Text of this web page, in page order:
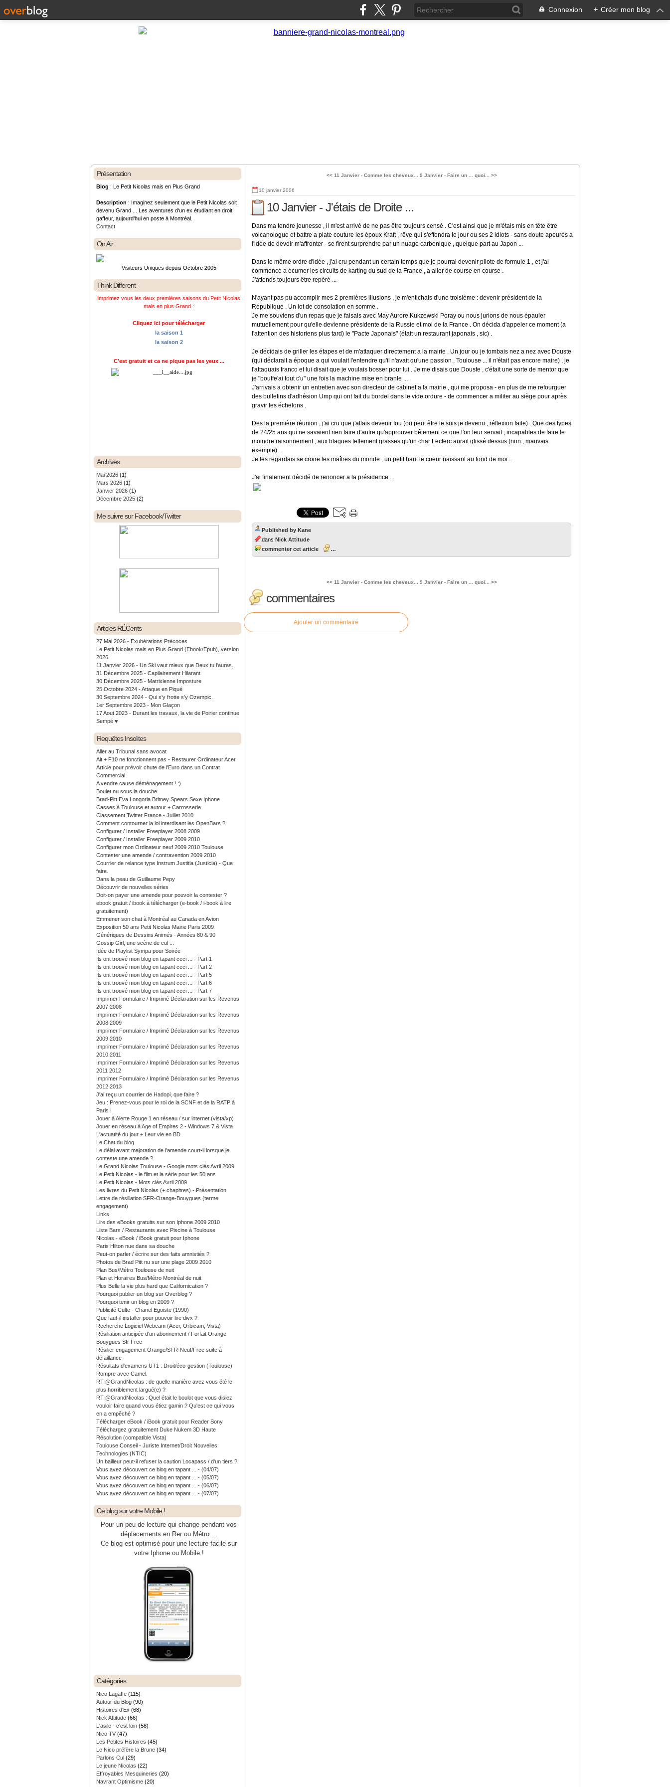
Connexion + Créer mon blog
Présentation
Blog : Le Petit Nicolas mais en Plus Grand
Description : Imaginez seulement que le Petit Nicolas soit
devenu Grand ... Les aventures d'un ex étudiant en droit
gaffeur, aujourd'hui en poste à Montréal.
Contact
On Air
Visiteurs Uniques depuis Octobre 2005
Think Different
Imprimez vous les deux premières saisons du Petit Nicolas
mais en plus Grand :
Cliquez ici pour télécharger
la saison 1
la saison 2
C'est gratuit et ca ne pique pas les yeux ...
Archives
Mai 2026 (1)
Mars 2026 (1)
Janvier 2026 (1)
Décembre 2025 (2)
Me suivre sur Facebook/Twitter
Articles RÉCents
27 Mai 2026 - Exubérations Précoces
Le Petit Nicolas mais en Plus Grand (Ebook/Epub), version
2026
11 Janvier 2026 - Un Ski vaut mieux que Deux tu l'auras.
31 Décembre 2025 - Capilairement Hilarant
30 Décembre 2025 - Matrixienne Imposture
25 Octobre 2024 - Attaque en Piqué
30 Septembre 2024 - Qui s'y frotte s'y Ozempic.
1er Septembre 2023 - Mon Glaçon
17 Aout 2023 - Durant les travaux, la vie de Poirier continue
Sempé ♥️
Requêtes Insolites
Aller au Tribunal sans avocat
Alt + F10 ne fonctionnent pas - Restaurer Ordinateur Acer
Article pour prévoir chute de l'Euro dans un Contrat
Commercial
A vendre cause déménagement ! :)
Boulet nu sous la douche.
Brad-Pitt Eva Longoria Britney Spears Sexe Iphone
Casses à Toulouse et autour + Carrosserie
Classement Twitter France - Juillet 2010
Comment contourner la loi interdisant les OpenBars ?
Configurer / Installer Freeplayer 2008 2009
Configurer / Installer Freeplayer 2009 2010
Configurer mon Ordinateur neuf 2009 2010 Toulouse
Contester une amende / contravention 2009 2010
Courrier de relance type Instrum Justitia (Justicia) - Que
faire.
Dans la peau de Guillaume Pepy
Découvrir de nouvelles séries
Doit-on payer une amende pour pouvoir la contester ?
ebook gratuit / ibook à télécharger (e-book / i-book à lire
gratuitement)
Emmener son chat à Montréal au Canada en Avion
Exposition 50 ans Petit Nicolas Mairie Paris 2009
Génériques de Dessins Animés - Années 80 & 90
Gossip Girl, une scène de cul ...
Idée de Playlist Sympa pour Soirée
Ils ont trouvé mon blog en tapant ceci ... - Part 1
Ils ont trouvé mon blog en tapant ceci ... - Part 2
Ils ont trouvé mon blog en tapant ceci ... - Part 5
Ils ont trouvé mon blog en tapant ceci ... - Part 6
Ils ont trouvé mon blog en tapant ceci ... - Part 7
Imprimer Formulaire / Imprimé Déclaration sur les Revenus
2007 2008
Imprimer Formulaire / Imprimé Déclaration sur les Revenus
2008 2009
Imprimer Formulaire / Imprimé Déclaration sur les Revenus
2009 2010
Imprimer Formulaire / Imprimé Déclaration sur les Revenus
2010 2011
Imprimer Formulaire / Imprimé Déclaration sur les Revenus
2011 2012
Imprimer Formulaire / Imprimé Déclaration sur les Revenus
2012 2013
J'ai reçu un courrier de Hadopi, que faire ?
Jeu : Prenez-vous pour le roi de la SCNF et de la RATP à
Paris !
Jouer à Alerte Rouge 1 en réseau / sur internet (vista/xp)
Jouer en réseau à Age of Empires 2 - Windows 7 & Vista
L'actuatité du jour + Leur vie en BD
Le Chat du blog
Le délai avant majoration de l'amende court-il lorsque je
conteste une amende ?
Le Grand Nicolas Toulouse - Google mots clés Avril 2009
Le Petit Nicolas - le film et la série pour les 50 ans
Le Petit Nicolas - Mots clés Avril 2009
Les livres du Petit Nicolas (+ chapitres) - Présentation
Lettre de résiliation SFR-Orange-Bouygues (terme
engagement)
Links
Lire des eBooks gratuits sur son Iphone 2009 2010
Liste Bars / Restaurants avec Piscine à Toulouse
Nicolas - eBook / iBook gratuit pour Iphone
Paris Hilton nue dans sa douche
Peut-on parler / écrire sur des faits amnistiés ?
Photos de Brad Pitt nu sur une plage 2009 2010
Plan Bus/Métro Toulouse de nuit
Plan et Horaires Bus/Métro Montréal de nuit
Plus Belle la vie plus hard que Californication ?
Pourquoi publier un blog sur Overblog ?
Pourquoi tenir un blog en 2009 ?
Publicité Culte - Chanel Egoiste (1990)
Que faut-il installer pour pouvoir lire divx ?
Recherche Logiciel Webcam (Acer, Orbicam, Vista)
Résiliation anticipée d'un abonnement / Forfait Orange
Bouygues Sfr Free
Résilier engagement Orange/SFR-Neuf/Free suite à
défaillance
Résultats d'examens UT1 : Droit/éco-gestion (Toulouse)
Rompre avec Camel.
RT @GrandNicolas : de quelle manière avez vous été le
plus horriblement largué(e) ?
RT @GrandNicolas : Quel était le boulot que vous disiez
vouloir faire quand vous étiez gamin ? Qu'est ce qui vous
en a empêché ?
Télécharger eBook / iBook gratuit pour Reader Sony
Téléchargez gratuitement Duke Nukem 3D Haute
Résolution (compatible Vista)
Toulouse Conseil - Juriste Internet/Droit Nouvelles
Technologies (NTIC)
Un bailleur peut-il refuser la caution Locapass / d'un tiers ?
Vous avez découvert ce blog en tapant ... - (04/07)
Vous avez découvert ce blog en tapant ... - (05/07)
Vous avez découvert ce blog en tapant ... - (06/07)
Vous avez découvert ce blog en tapant ... - (07/07)
Ce blog sur votre Mobile !
Pour un peu de lecture qui change pendant vos
déplacements en Rer ou Métro ...
Ce blog est optimisé pour une lecture facile sur
votre Iphone ou Mobile !
Catégories
Nico Lagaffe (115)
Autour du Blog (90)
Histoires d'Ex (68)
Nick Attitude (66)
L'asile - c'est loin (58)
Nico TV (47)
Les Petites Histoires (45)
Le Nico préfère la Brune (34)
Parlons Cul (29)
Le jeune Nicolas (22)
Effroyables Mesquineries (20)
Navrant Optimisme (20)
<< 11 Janvier - Comme les cheveux... 9 Janvier - Faire un ... quoi... >>
10 janvier 2006
10 Janvier - J'étais de Droite ...
Dans ma tendre jeunesse , il m'est arrivé de ne pas être toujours censé . C'est ainsi que je m'étais mis en tête être
volcanologue et battre a plate couture les époux Kraft , rêve qui s'effondra le jour ou ses 2 idiots - sans doute apeurés a
l'idée de devoir m'affronter - se firent surprendre par un nuage carbonique , quelque part au Japon ...
Dans le même ordre d'idée , j'ai cru pendant un certain temps que je pourrai devenir pilote de formule 1 , et j'ai
commencé a écumer les circuits de karting du sud de la France , a aller de course en course .
J'attends toujours être repéré ...
N'ayant pas pu accomplir mes 2 premières illusions , je m'entichais d'une troisième : devenir président de la
République . Un lot de consolation en somme .
Je me souviens d'un repas que je faisais avec May Aurore Kukzewski Poray ou nous jurions de nous épauler
mutuellement pour qu'elle devienne présidente de la Russie et moi de la France . On décida d'appeler ce moment (a
l'attention des historiens plus tard) le "Pacte Japonais" (était un restaurant japonais , sic) .
Je décidais de griller les étapes et de m'attaquer directement a la mairie . Un jour ou je tombais nez a nez avec Douste
(qui déclarait a époque a qui voulait l'entendre qu'il n'avait qu'une passion , Toulouse ... il n'était pas encore maire) , je
l'attaquais franco et lui disait que je voulais bosser pour lui . Je me disais que Douste , c'était une sorte de mentor que
je "bouffe'ai tout c'u" une fois la machine mise en branle ...
J'arrivais a obtenir un entretien avec son directeur de cabinet a la mairie , qui me proposa - en plus de me refourguer
des bulletins d'adhésion Ump qui ont fait du bordel dans le vide ordure - de commencer a militer au siège pour après
gravir les échelons .
Des la première réunion , j'ai cru que j'allais devenir fou (ou peut être le suis je devenu , réflexion faite) . Que des types
de 24/25 ans qui ne savaient rien faire d'autre qu'approuver bêtement ce que l'on leur servait , incapables de faire le
moindre raisonnement , aux blagues tellement grasses qu'un char Leclerc aurait glissé dessus (non , mauvais
exemple) .
Je les regardais se croire les maîtres du monde , un petit haut le coeur naissant au fond de moi...
J'ai finalement décidé de renoncer a la présidence ...
Published by Kane
dans Nick Attitude
commenter cet article
…
<< 11 Janvier - Comme les cheveux... 9 Janvier - Faire un ... quoi... >>
commentaires
Ajouter un commentaire